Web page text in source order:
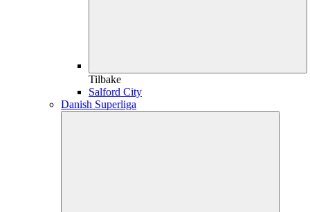
Tilbake
Salford City
Danish Superliga